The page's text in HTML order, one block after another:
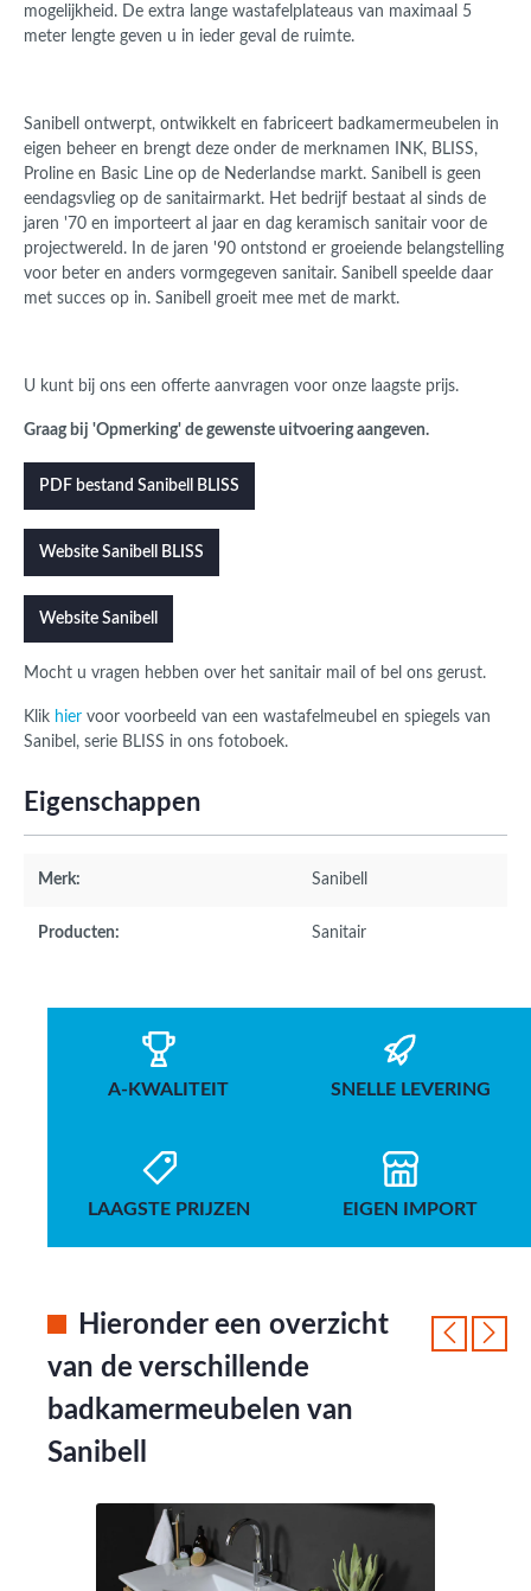
mogelijkheid. De extra lange wastafelplateaus van maximaal 5
meter lengte geven u in ieder geval de ruimte.
Sanibell ontwerpt, ontwikkelt en fabriceert badkamermeubelen in
eigen beheer en brengt deze onder de merknamen INK, BLISS,
Proline en Basic Line op de Nederlandse markt. Sanibell is geen
eendagsvlieg op de sanitairmarkt. Het bedrijf bestaat al sinds de
jaren '70 en importeert al jaar en dag keramisch sanitair voor de
projectwereld. In de jaren '90 ontstond er groeiende belangstelling
voor beter en anders vormgegeven sanitair. Sanibell speelde daar
met succes op in. Sanibell groeit mee met de markt.
U kunt bij ons een offerte aanvragen voor onze laagste prijs.
Graag bij 'Opmerking' de gewenste uitvoering aangeven.
PDF bestand Sanibell BLISS
Website Sanibell BLISS
Website Sanibell
Mocht u vragen hebben over het sanitair mail of bel ons gerust.
Klik hier voor voorbeeld van een wastafelmeubel en spiegels van
Sanibel, serie BLISS in ons fotoboek.
Eigenschappen
Merk: Sanibell
Producten: Sanitair
A-KWALITEIT SNELLE LEVERING
LAAGSTE PRIJZEN EIGEN IMPORT
Hieronder een overzicht
van de verschillende
badkamermeubelen van
Sanibell